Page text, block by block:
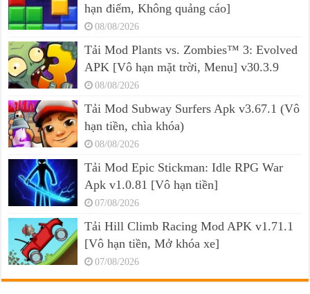
hạn điểm, Không quảng cáo]
08/08/2026
Tải Mod Plants vs. Zombies™ 3: Evolved
APK [Vô hạn mặt trời, Menu] v30.3.9
08/08/2026
Tải Mod Subway Surfers Apk v3.67.1 (Vô
hạn tiền, chìa khóa)
08/08/2026
Tải Mod Epic Stickman: Idle RPG War
Apk v1.0.81 [Vô hạn tiền]
07/08/2026
Tải Hill Climb Racing Mod APK v1.71.1
[Vô hạn tiền, Mở khóa xe]
07/08/2026